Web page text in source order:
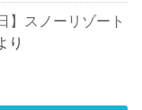
】スノーリゾート
り